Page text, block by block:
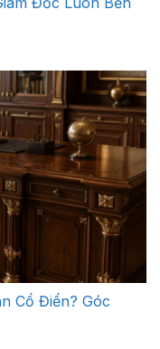
Cổ Điển? Góc